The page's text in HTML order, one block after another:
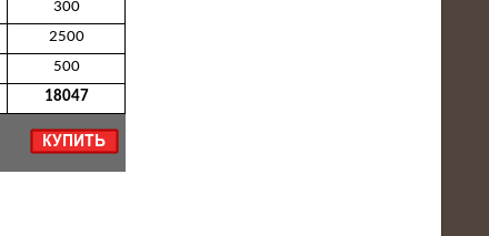
300
2500
500
18047